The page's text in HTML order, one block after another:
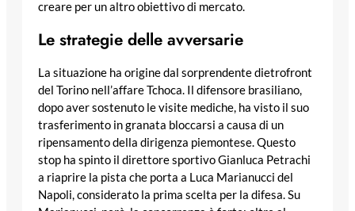
creare per un altro obiettivo di mercato.
Le strategie delle avversarie
La situazione ha origine dal sorprendente dietrofront
del Torino nell’affare Tchoca. Il difensore brasiliano,
dopo aver sostenuto le visite mediche, ha visto il suo
trasferimento in granata bloccarsi a causa di un
ripensamento della dirigenza piemontese. Questo
stop ha spinto il direttore sportivo Gianluca Petrachi
a riaprire la pista che porta a Luca Marianucci del
Napoli, considerato la prima scelta per la difesa. Su